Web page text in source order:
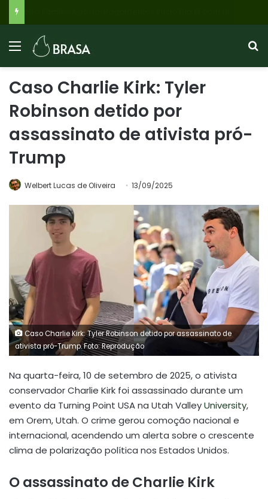
Caso Charlie Kirk: Tyler
Robinson detido por
assassinato de ativista pró-
Trump
Welbert Lucas de Oliveira 13/09/2025
Caso Charlie Kirk: Tyler Robinson detido por assassinato de
ativista pró-Trump. Foto: Reprodução
Na quarta-feira, 10 de setembro de 2025, o ativista
conservador Charlie Kirk foi assassinado durante um
evento da Turning Point USA na Utah ValleyUniversity,
em Orem, Utah. O crime gerou comoção nacional e
internacional, acendendo um alerta sobre o crescente
clima de polarização política nos Estados Unidos.
O assassinato de Charlie Kirk